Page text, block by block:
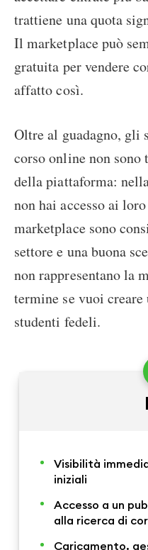
trattiene una quota
Il marketplace può
gratuita per vendere
affatto così.
Oltre al guadagno, gli
corso online non
della piattaforma:
non hai accesso ai
marketplace sono
settore e una buona
non rappresentano la
termine se vuoi
studenti fedeli.
Visibilità
iniziali
Accesso a un
alla ricerca di
Caricamento,